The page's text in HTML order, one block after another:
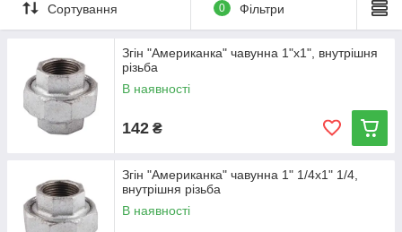
Сортування 0 Фільтри
Згін "Американка" чавунна 1"х1", внутрішня
різьба
В наявності
142 ₴
Згін "Американка" чавунна 1" 1/4х1" 1/4,
внутрішня різьба
В наявності